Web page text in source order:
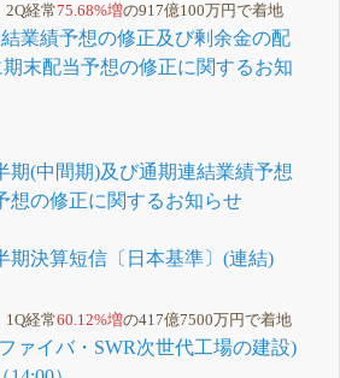
2Q経常75.68%増の917億100万円で着地
業績予想の修正及び剰余金の配
末配当予想の修正に関するお知
期(中間期)及び通期連結業績予想
想の修正に関するお知らせ
期決算短信〔日本基準〕(連結)
1Q経常60.12%増の417億7500万円で着地
ァイバ・SWR次世代工場の建設)